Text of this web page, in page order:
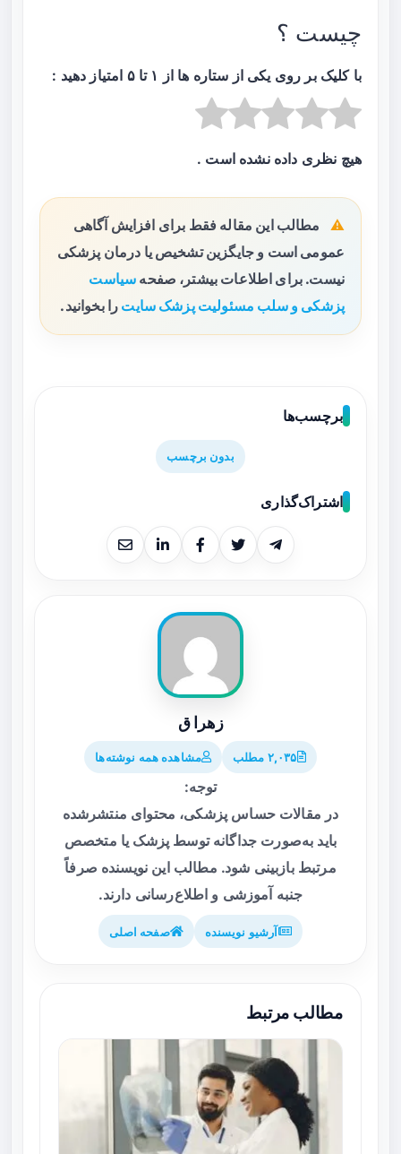
چیست ؟
با کلیک بر روی یکی از ستاره ها از ۱ تا ۵ امتیاز دهید :
هیچ نظری داده نشده است .
مطالب این مقاله فقط برای افزایش آگاهی
عمومی است و جایگزین تشخیص یا درمان پزشکی
نیست. برای اطلاعات بیشتر، صفحه سیاست
پزشکی و سلب مسئولیت پزشک سایت را بخوانید.
برچسب‌ها
بدون برچسب
اشتراک‌گذاری
زهرا ق
۲,۰۳۵ مطلب مشاهده همه نوشته‌ها
توجه:
در مقالات حساس پزشکی، محتوای منتشرشده
باید به‌صورت جداگانه توسط پزشک یا متخصص
مرتبط بازبینی شود. مطالب این نویسنده صرفاً
جنبه آموزشی و اطلاع‌رسانی دارند.
آرشیو نویسنده صفحه اصلی
مطالب مرتبط